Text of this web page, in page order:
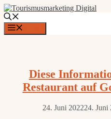
Zum
Inhalt
springen
Diese
Restaurant auf
24. Juni 202224. Juni